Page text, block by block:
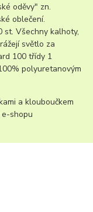
oděvy" zn.
oblečení.
st. Všechny kalhoty,
světlo za
100 třídy 1
polyuretanovým
a klouboučkem
shopu